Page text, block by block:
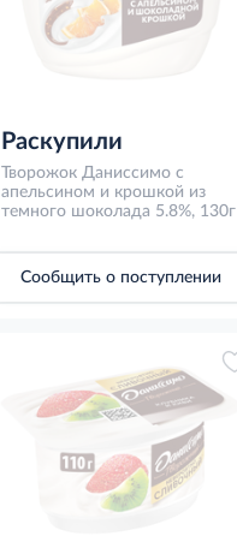
Раскупили
Творожок Даниссимо с
апельсином и крошкой из
темного шоколада 5.8%, 130г
Сообщить о поступлении